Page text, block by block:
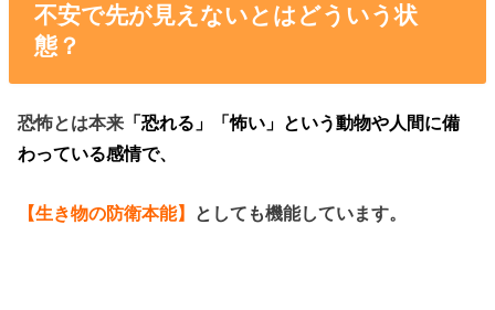
不安で先が見えないとはどういう状
態？
恐怖とは本来 「恐れる」「怖い」という動物や人間に備
わっている感情で、
【生き物の防衛本能】 としても機能しています。